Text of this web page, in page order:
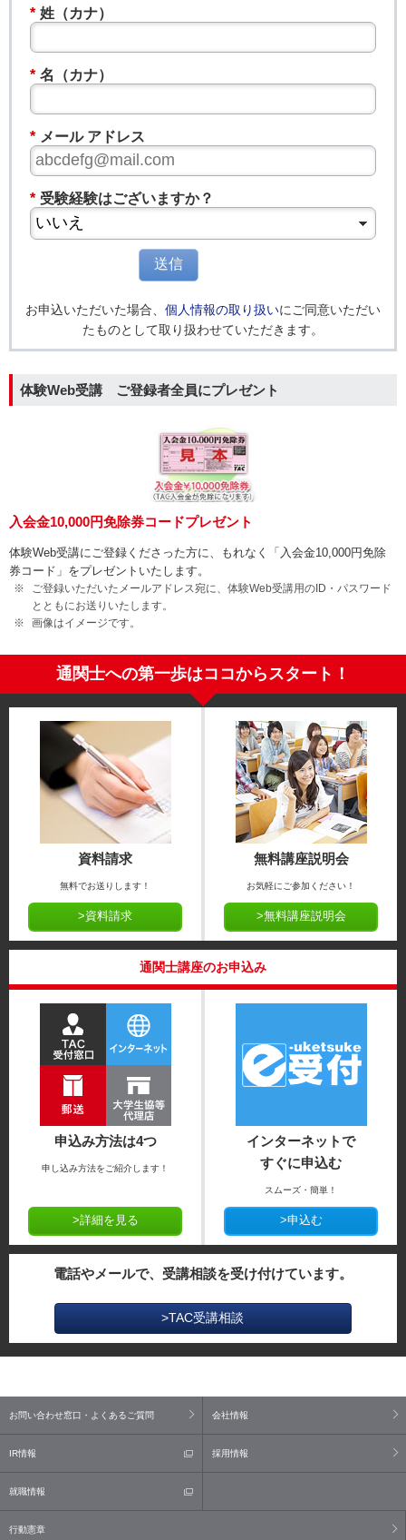
* 姓（カナ）
* 名（カナ）
* メール アドレス
* 受験経験はございますか？
送信
お申込いただいた場合、 個人情報の取り扱いにご同意いただい
たものとして取り扱わせていただきます。
体験Web受講 ご登録者全員にプレゼント
入会金10,000円免除券コードプレゼント
体験Web受講にご登録くださった方に、もれなく「入会金10,000円免除
券コード」をプレゼントいたします。
ご登録いただいたメールアドレス宛に、体験Web受講用のID・パスワード
とともにお送りいたします。
画像はイメージです。
通関士への第一歩はココからスタート！
資料請求
無料でお送りします！
>資料請求
無料講座説明会
お気軽にご参加ください！
>無料講座説明会
通関士講座のお申込み
申込み方法は4つ
申し込み方法をご紹介します！
>詳細を見る
インターネットで
すぐに申込む
スムーズ・簡単！
>申込む
電話やメールで、受講相談を受け付けています。
>TAC受講相談
お問い合わせ窓口・よくあるご質問 会社情報
IR情報 採用情報
就職情報
行動憲章